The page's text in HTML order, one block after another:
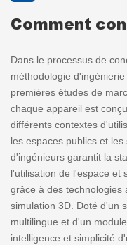
Comment
Dans le processus de
méthodologie
premières études de
chaque appareil est
différents contextes
les espaces publics et
d'ingénieurs garantit la
l'utilisation de l'espace et
grâce à des technologies
simulation 3D. Doté d'un
multilingue et d'un
intelligence et simplicité